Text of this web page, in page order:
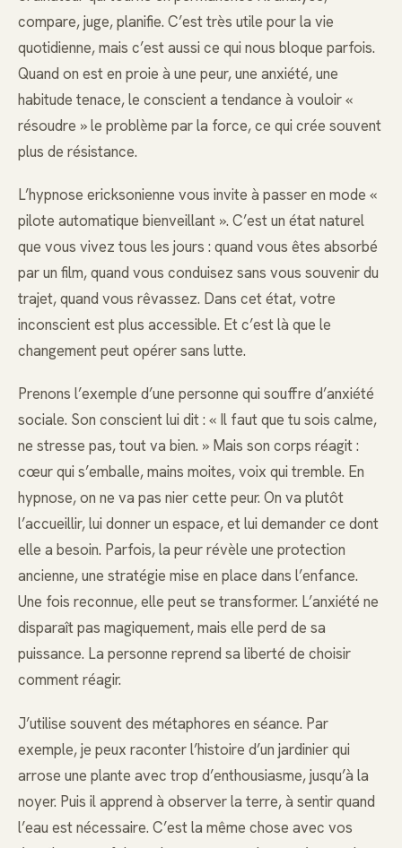
compare, juge, planifie. C’est très utile pour la vie
quotidienne, mais c’est aussi ce qui nous bloque parfois.
Quand on est en proie à une peur, une anxiété, une
habitude tenace, le conscient a tendance à vouloir «
résoudre » le problème par la force, ce qui crée souvent
plus de résistance.
L’hypnose ericksonienne vous invite à passer en mode «
pilote automatique bienveillant ». C’est un état naturel
que vous vivez tous les jours : quand vous êtes absorbé
par un film, quand vous conduisez sans vous souvenir du
trajet, quand vous rêvassez. Dans cet état, votre
inconscient est plus accessible. Et c’est là que le
changement peut opérer sans lutte.
Prenons l’exemple d’une personne qui souffre d’anxiété
sociale. Son conscient lui dit : « Il faut que tu sois calme,
ne stresse pas, tout va bien. » Mais son corps réagit :
cœur qui s’emballe, mains moites, voix qui tremble. En
hypnose, on ne va pas nier cette peur. On va plutôt
l’accueillir, lui donner un espace, et lui demander ce dont
elle a besoin. Parfois, la peur révèle une protection
ancienne, une stratégie mise en place dans l’enfance.
Une fois reconnue, elle peut se transformer. L’anxiété ne
disparaît pas magiquement, mais elle perd de sa
puissance. La personne reprend sa liberté de choisir
comment réagir.
J’utilise souvent des métaphores en séance. Par
exemple, je peux raconter l’histoire d’un jardinier qui
arrose une plante avec trop d’enthousiasme, jusqu’à la
noyer. Puis il apprend à observer la terre, à sentir quand
l’eau est nécessaire. C’est la même chose avec vos